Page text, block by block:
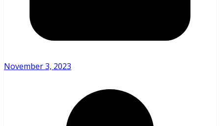
November 3, 2023